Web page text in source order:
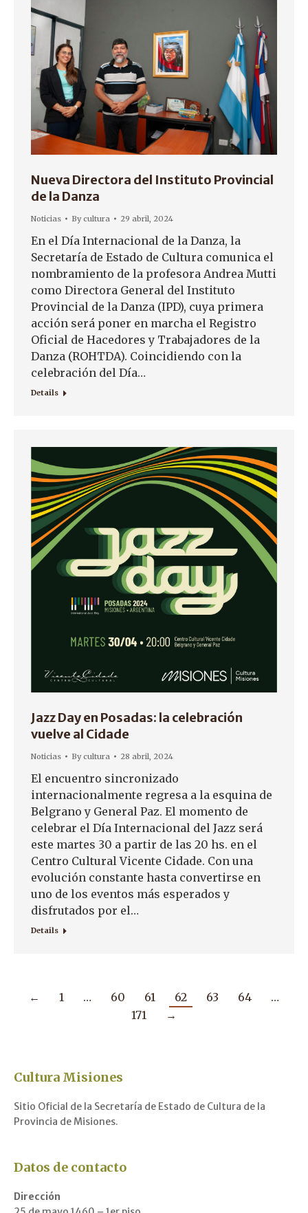
Nueva Directora del Instituto Provincial
de la Danza
Noticias Bycultura 29 abril, 2024
En el Día Internacional de la Danza, la
Secretaría de Estado de Cultura comunica el
nombramiento de la profesora Andrea Mutti
como Directora General del Instituto
Provincial de la Danza (IPD), cuya primera
acción será poner en marcha el Registro
Oficial de Hacedores y Trabajadores de la
Danza (ROHTDA). Coincidiendo con la
celebración del Día…
Details
Jazz Day en Posadas: la celebración
vuelve al Cidade
Noticias Bycultura 28 abril, 2024
El encuentro sincronizado
internacionalmente regresa a la esquina de
Belgrano y General Paz. El momento de
celebrar el Día Internacional del Jazz será
este martes 30 a partir de las 20 hs. en el
Centro Cultural Vicente Cidade. Con una
evolución constante hasta convertirse en
uno de los eventos más esperados y
disfrutados por el…
Details
← 1 … 60 61 62 63 64
…
171
→
Cultura Misiones
Sitio Oficial de la Secretaría de Estado de Cultura de la
Provincia de Misiones.
Datos de contacto
Dirección